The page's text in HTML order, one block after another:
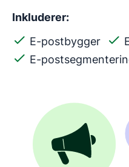
Inkluderer:
E-postbygger
E-